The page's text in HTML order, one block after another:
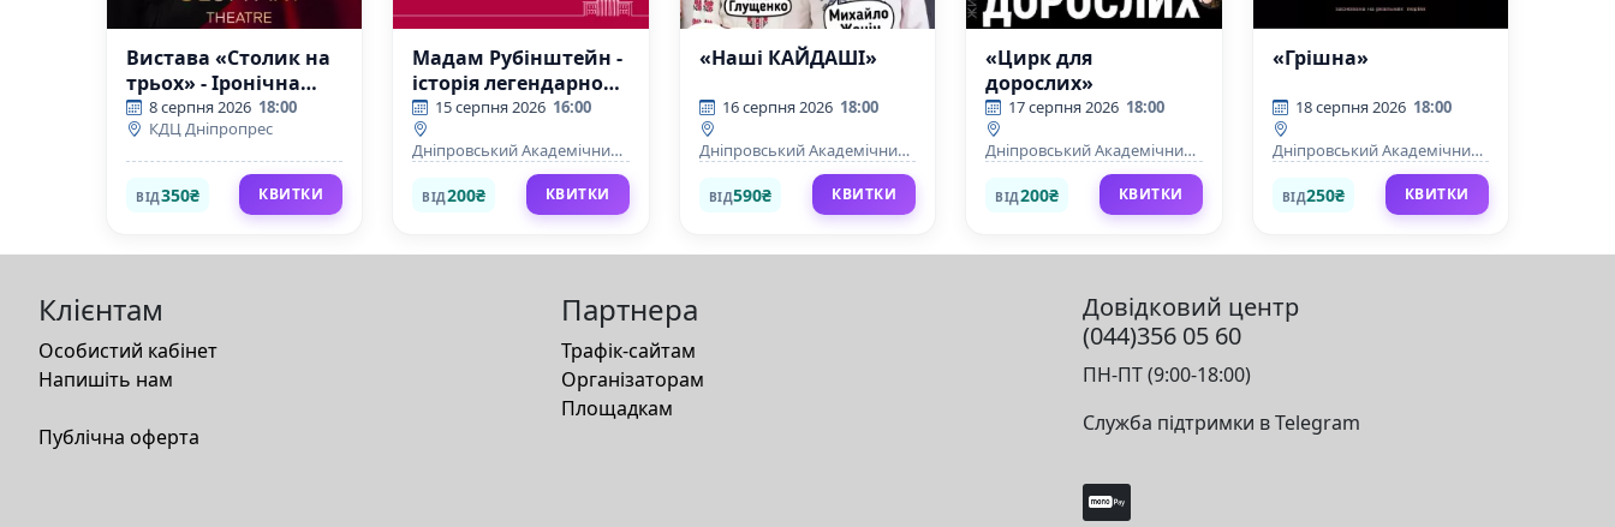
Вистава «Столик на
трьох» - Іронічна
комедія, Практикум
з сімейної психології
8 серпня 2026 18:00
КДЦ Дніпропрес
ВІД350₴ КВИТКИ
Мадам Рубінштейн -
історія легендарного
успіху на 2 дії.
15 серпня 2026 16:00
Дніпровський Академічний
Театр драми та комедії
ВІД200₴ КВИТКИ
«Наші КАЙДАШІ»
16 серпня 2026 18:00
Дніпровський Академічний
Театр драми та комедії
ВІД590₴ КВИТКИ
«Цирк для
дорослих»
17 серпня 2026 18:00
Дніпровський Академічний
Театр драми та комедії
ВІД200₴ КВИТКИ
«Грішна»
18 серпня 2026 18:00
Дніпровський Академічний
Театр драми та комедії
ВІД250₴ КВИТКИ
Клієнтам
Особистий кабінет
Напишіть нам
Публічна оферта
Партнера
Трафік-сайтам
Організаторам
Площадкам
Довідковий центр
(044)356 05 60
ПН-ПТ (9:00-18:00)
Служба підтримки в Telegram